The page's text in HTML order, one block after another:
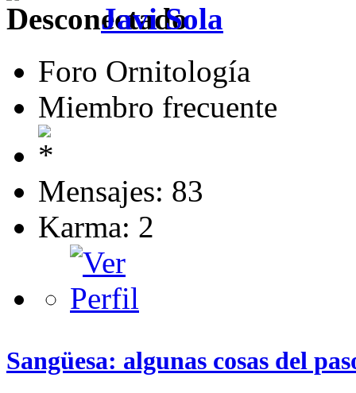
Javi Sola
Foro Ornitología
Miembro frecuente
Mensajes: 83
Karma: 2
Sangüesa: algunas cosas del